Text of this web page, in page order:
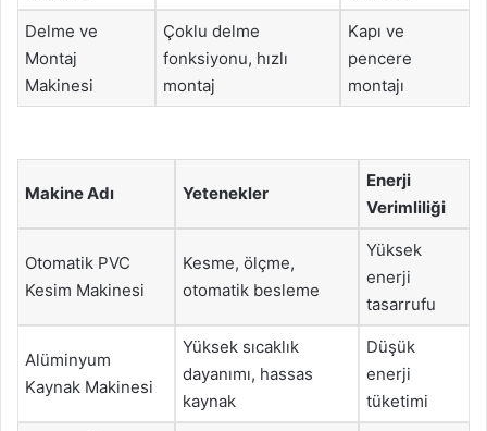
Delme ve
Montaj
Makinesi
Çoklu delme
fonksiyonu, hızlı
montaj
Kapı ve
pencere
montajı
Makine Adı Yetenekler
Enerji
Verimliliği
Otomatik PVC
Kesim Makinesi
Kesme, ölçme,
otomatik besleme
Yüksek
enerji
tasarrufu
Alüminyum
Kaynak Makinesi
Yüksek sıcaklık
dayanımı, hassas
kaynak
Düşük
enerji
tüketimi